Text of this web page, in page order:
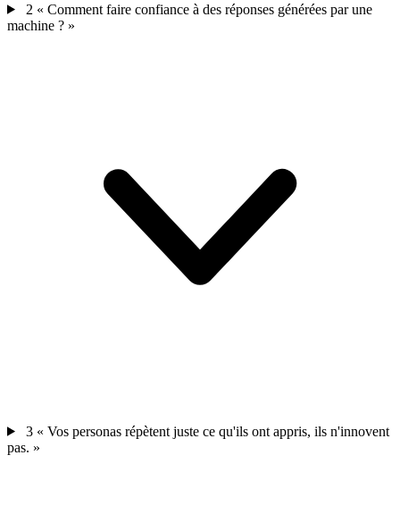
2 « Comment faire confiance à des réponses générées par une
machine ? »
3 « Vos personas répètent juste ce qu'ils ont appris, ils n'innovent
pas. »